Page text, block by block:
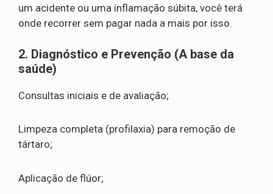
um acidente ou uma inflamação súbita, você terá
onde recorrer sem pagar nada a mais por isso.
2. Diagnóstico e Prevenção (A base da
saúde)
Consultas iniciais e de avaliação;
Limpeza completa (profilaxia) para remoção de
tártaro;
Aplicação de flúor;